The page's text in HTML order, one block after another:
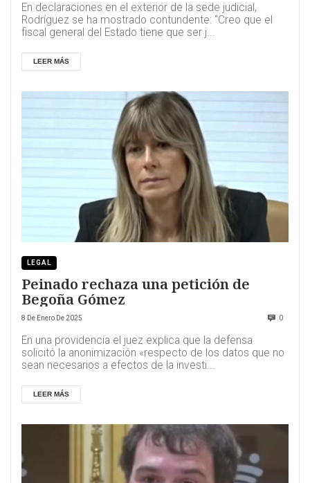
En declaraciones en el exterior de la sede judicial,
Rodríguez se ha mostrado contundente: "Creo que el
fiscal general del Estado tiene que ser j...
LEER MÁS
LEGAL
Peinado rechaza una petición de
Begoña Gómez
8 De Enero De 2025 0
En una providencia el juez explica que la defensa
solicitó la anonimización «respecto de los datos que no
sean necesarios a efectos de la investi...
LEER MÁS